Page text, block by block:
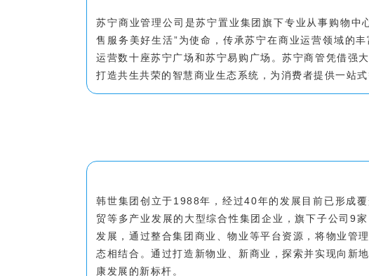
苏宁商业管理公司是苏宁置业集团旗下专业从事购物中
售服务美好生活”为使命，传承苏宁在商业运营领域的
运营数十座苏宁广场和苏宁易购广场。苏宁商管凭借强
打造共生共荣的智慧商业生态系统，为消费者提供一站式
韩世集团创立于1988年，经过40年的发展目前已形成
贸等多产业发展的大型综合性集团企业，旗下子公司9
发展，通过整合集团商业、物业等平台资源，将物业管
态相结合。通过打造新物业、新商业，探索并实现向新
康发展的新标杆。